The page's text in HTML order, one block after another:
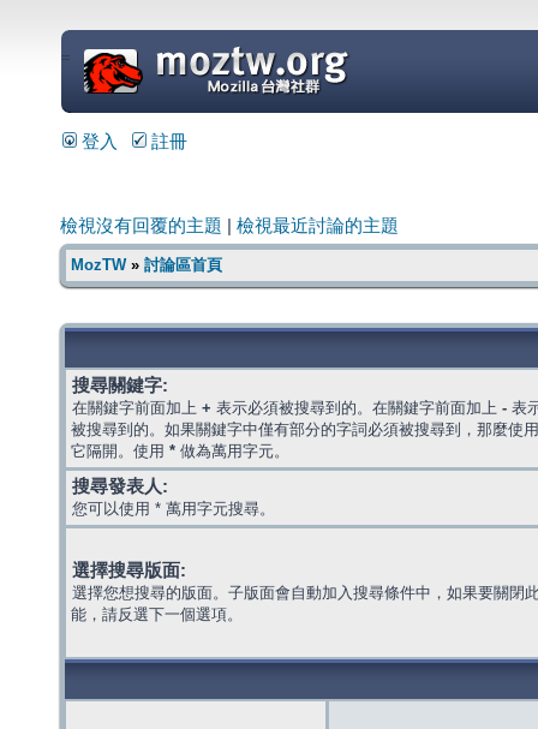
=
登入 註冊
檢視沒有回覆的主題 檢視最近討論的主題
MozTW» 討論區首頁
搜尋關鍵字:
在關鍵字前面加上 + 表示必須被搜尋到的。在關鍵字前面加上 - 表
被搜尋到的。如果關鍵字中僅有部分的字詞必須被搜尋到，那麼使
它隔開。使用 * 做為萬用字元。
搜尋發表人:
您可以使用 * 萬用字元搜尋。
選擇搜尋版面:
選擇您想搜尋的版面。子版面會自動加入搜尋條件中，如果要關閉
能，請反選下一個選項。